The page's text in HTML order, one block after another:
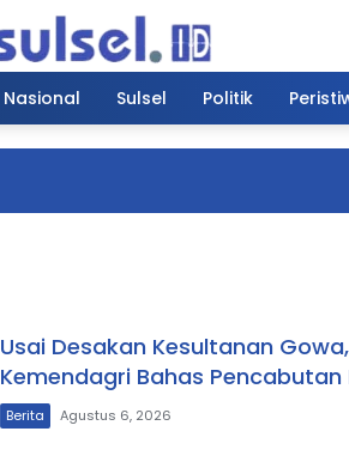
Nasional Sulsel Politik
Usai Desakan Kesultanan
Kemendagri Bahas Pencabutan
Berita Agustus 6, 2026